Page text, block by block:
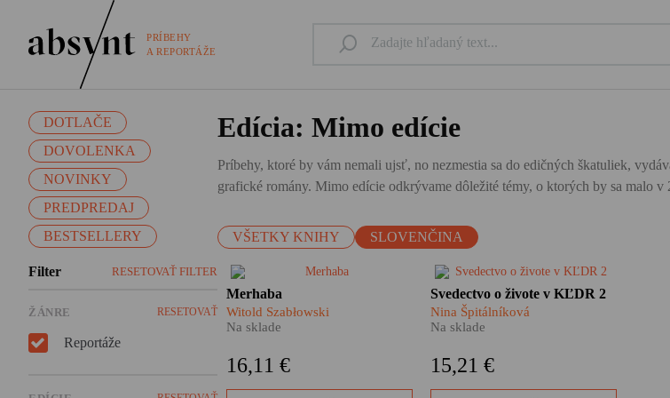
PRÍBEHY
A REPORTÁŽE
DOTLAČE
DOVOLENKA
NOVINKY
PREDPREDAJ
BESTSELLERY
Filter RESETOVAŤ FILTER
ŽÁNRE RESETOVAŤ
Reportáže
Edícia: Mimo edície
Príbehy, ktoré by vám nemali ujsť, no nezmestia sa do edičných škatuliek,
grafické romány. Mimo edície odkrývame dôležité témy, o ktorých by sa malo v
VŠETKY KNIHY SLOVENČINA
​Niečo na tom Turecku asi bude,
inak by na jeho pláže
nesmerovali desaťtisíce
v kufri nemala chýbať kniha
Merhaba
Witold Szabłowski
Na sklade
16,11 €
Čo vám evokuje Severná
Kórea? Ostnatý drôt
pracovných táborov? Úsmevy
vodcov? To všetko letmo
Svedectvo o živote v KĽDR 2
Nina Špitálníková
Na sklade
15,21 €